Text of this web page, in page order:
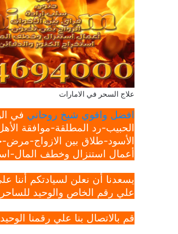
علاج السحر في الامارات
افضل واقوي شيخ روحاني في
الحبيب-رد المطلقة-موافقة
الأسود-طلاق بين الازواج-
أعمال استنزال وخطف المال-
يسعدنا أن نعلن لسيادتكم أننا
علي رقم الخاص والوحيد للساحر
قم بالاتصال بنا علي رقمنا الوحيد